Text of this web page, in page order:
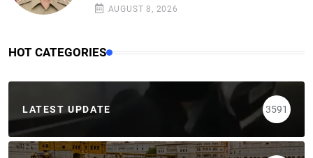
AUGUST 8, 2026
HOT CATEGORIES
LATEST UPDATE 3591